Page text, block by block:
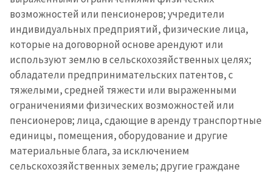
возможностей или пенсионеров; учредители
индивидуальных предприятий, физические лица,
которые на договорной основе арендуют или
используют землю в сельскохозяйственных целях;
обладатели предпринимательских патентов, с
тяжелыми, средней тяжести или выраженными
ограничениями физических возможностей или
пенсионеров; лица, сдающие в аренду транспортные
единицы, помещения, оборудование и другие
материальные блага, за исключением
сельскохозяйственных земель; другие граждане